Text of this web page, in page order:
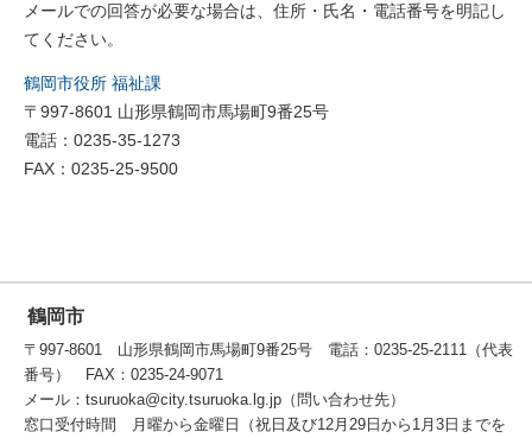
メールでの回答が必要な場合は、住所・氏名・電話番号を明記し
てください。
鶴岡市役所 福祉課
〒997-8601 山形県鶴岡市馬場町9番25号
電話：0235-35-1273
FAX：0235-25-9500
鶴岡市
〒997-8601 山形県鶴岡市馬場町9番25号 電話：0235-25-2111（代表
番号） FAX：0235-24-9071
メール：tsuruoka@city.tsuruoka.lg.jp（問い合わせ先）
窓口受付時間 月曜から金曜日（祝日及び12月29日から1月3日までを